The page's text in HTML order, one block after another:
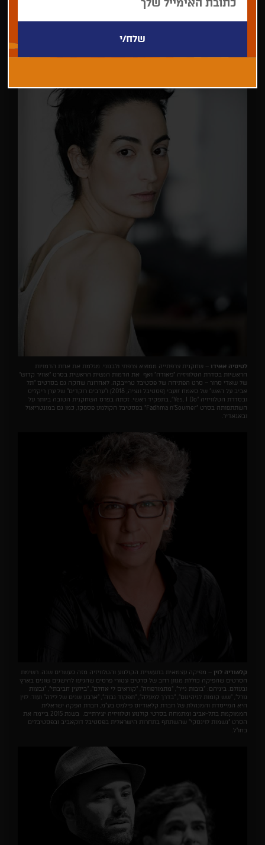
לטיסיה אאידו – שחקנית צרפתייה ממוצא צרפתי ולבנוני. מגלמת את אחת הדמויות
הראשיות בסדרת הטלוויזיה "פאודה" ואף את הדמות הנשית הראשית בסרט "אוויר קדוש"
של שאדי סרור – סרט הפתיחה של פסטיבל טרייבקה. לאחרונה שחקה גם בסרטים "תל
אביב על האש" של סאמח זועבי (פסטיבל ונציה, 2018) ו"ערבים רוקדים" של ערן ריקליס
ובסדרת הטלוויזיה "Yes, I Do", בתפקיד ראשי. זכתה בפרס השחקנית הטובה ביותר על
השתתפותה בסרט "Fadhma n’Soumer" בפסטיבל הקולנוע פספקו, כמו גם במונטריאול
ובאגאדיר.
קלאודיה לוין – מפיקה עצמאית בתעשיית הקולנוע והטלוויזיה מזה כעשרים שנה. רשימת
הסרטים שהפיקה כוללת מגוון רחב של סרטים עטורי פרסים שהגיעו להישגים שונים בארץ
ובעולם. ביניהם: "בובות נייר", "מתמורפוזה", "קוראים לי אחלם", "בילעין חביבתי", "גבעות
גורל", "שש קומות לגיהינום", "בדרך למעלה", "תפקוד גבוה", "ארבע שנים של לילה" ועוד. לוין
היא המייסדת והמנהלת של חברת קלאודיוס פילמס בע"מ, חברת הפקה ישראלית
הממוקמת בתל-אביב ומתמחה בסרטי קולנוע וטלוויזיה יצירתיים. בשנת 2015 ביימה את
הסרט "נשמות לוינסקי" שהשתתף בתחרות הישראלית בפסטיבל דוקאביב ובפסטיבלים
בחו"ל.